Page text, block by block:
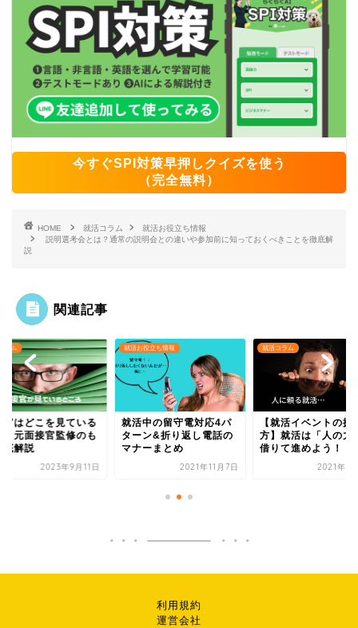
今すぐSPI対策早押しクイズを使う
（完全無料）
HOME 就活コラム
就活お役立ち情報
説明選考会とは？通常の説明会との違いや参加前に知っておくべきことを徹底解
説
関連記事
ラム
官はどこを見ている
｜元面接官監修のも
底解説
2023年9月11日
就活お役立ち情報
就活中の留守電対応4パ
ターン&折り返し電話の
マナーまとめ
2021年11月7日
就活コラム
【就活イベントの探
方】就活は「人の力
借りて進めよう！
2021年10
利用規約
運営会社